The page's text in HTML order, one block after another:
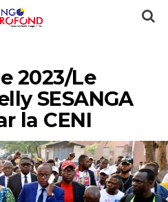
2023/Le
SESANGA
la CENI